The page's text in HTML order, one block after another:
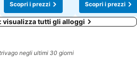
Scopri i prezzi
Scopri i prezzi
visualizza tutti gli alloggi
negli ultimi 30 giorni